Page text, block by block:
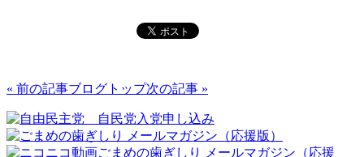
« 前の記事ブログトップ次の記事 »